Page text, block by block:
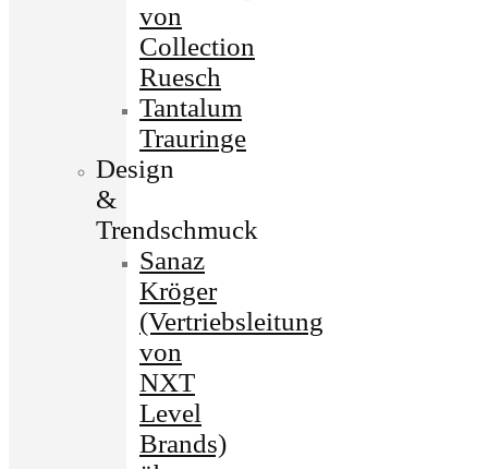
von
Collection
Ruesch
Tantalum
Trauringe
Design
&
Trendschmuck
Sanaz
Kröger
(Vertriebsleitung
von
NXT
Level
Brands)